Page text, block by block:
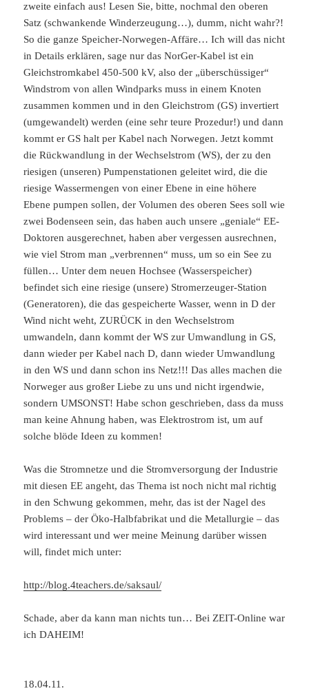
zweite einfach aus! Lesen Sie, bitte, nochmal den oberen
Satz (schwankende Winderzeugung…), dumm, nicht wahr?!
So die ganze Speicher-Norwegen-Affäre… Ich will das nicht
in Details erklären, sage nur das NorGer-Kabel ist ein
Gleichstromkabel 450-500 kV, also der „überschüssiger“
Windstrom von allen Windparks muss in einem Knoten
zusammen kommen und in den Gleichstrom (GS) invertiert
(umgewandelt) werden (eine sehr teure Prozedur!) und dann
kommt er GS halt per Kabel nach Norwegen. Jetzt kommt
die Rückwandlung in der Wechselstrom (WS), der zu den
riesigen (unseren) Pumpenstationen geleitet wird, die die
riesige Wassermengen von einer Ebene in eine höhere
Ebene pumpen sollen, der Volumen des oberen Sees soll wie
zwei Bodenseen sein, das haben auch unsere „geniale“ EE-
Doktoren ausgerechnet, haben aber vergessen ausrechnen,
wie viel Strom man „verbrennen“ muss, um so ein See zu
füllen…Unter dem neuen Hochsee (Wasserspeicher)
befindet sich eine riesige (unsere) Stromerzeuger-Station
(Generatoren), die das gespeicherte Wasser, wenn in D der
Wind nicht weht, ZURÜCK in den Wechselstrom
umwandeln, dann kommt der WS zur Umwandlung in GS,
dann wieder per Kabel nach D, dann wieder Umwandlung
in den WS und dann schon ins Netz!!! Das alles machen die
Norweger aus großer Liebe zu uns und nicht irgendwie,
sondern UMSONST! Habe schon geschrieben, dass da muss
man keine Ahnung haben, was Elektrostrom ist, um auf
solche blöde Ideen zu kommen!
Was die Stromnetze und die Stromversorgung der Industrie
mit diesen EE angeht, das Thema ist noch nicht mal richtig
in den Schwung gekommen, mehr, das ist der Nagel des
Problems – der Öko-Halbfabrikat und die Metallurgie – das
wird interessant und wer meine Meinung darüber wissen
will, findet mich unter:
http://blog.4teachers.de/saksaul/
Schade, aber da kann man nichts tun… Bei ZEIT-Online war
ich DAHEIM!
18.04.11.